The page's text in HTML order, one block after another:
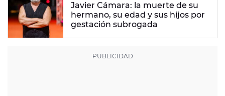
Javier Cámara: la muerte de su
hermano, su edad y sus hijos por
gestación subrogada